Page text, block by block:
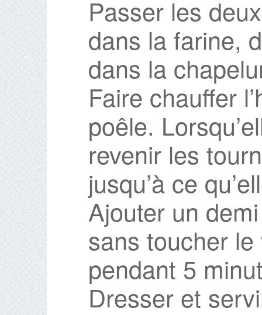
Passer les
dans la farine,
dans la
Faire chauffer
poêle.
revenir les
jusqu’à ce
Ajouter un
sans toucher
pendant 5
Dresser et